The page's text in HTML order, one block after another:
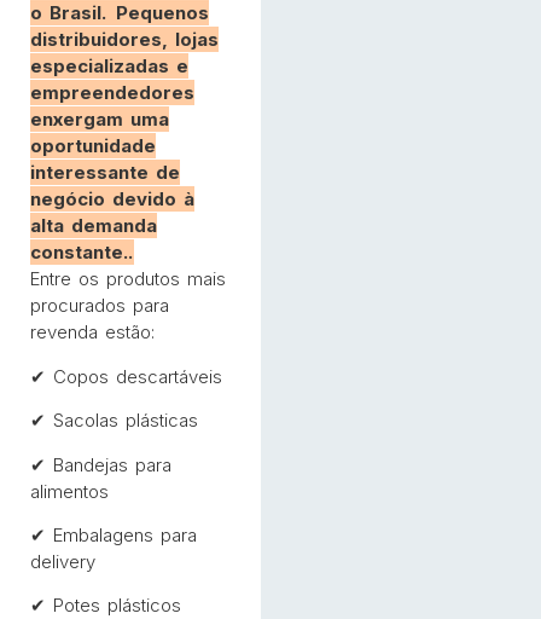
o Brasil. Pequenos
distribuidores, lojas
especializadas e
empreendedores
enxergam uma
oportunidade
interessante de
negócio devido à
alta demanda
constante..
Entre os produtos mais
procurados para
revenda estão:
✔ Copos descartáveis
✔ Sacolas plásticas
✔ Bandejas para
alimentos
✔ Embalagens para
delivery
✔ Potes plásticos